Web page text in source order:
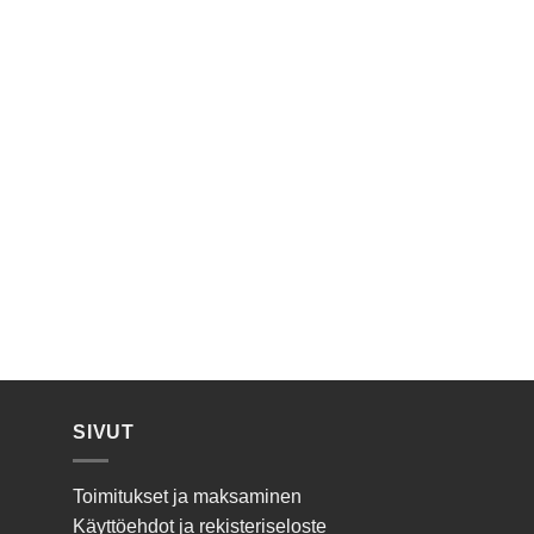
SIVUT
Toimitukset ja maksaminen
Käyttöehdot ja rekisteriseloste